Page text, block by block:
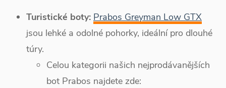
Turistické boty: Prabos Greyman Low GTX
jsou lehké a odolné pohorky, ideální pro dlouhé
túry.
Celou kategorii našich nejprodávanějších
bot Prabos najdete zde: